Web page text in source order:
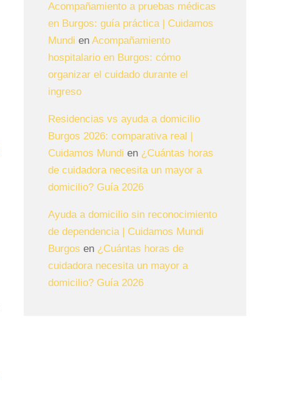
Acompañamiento a pruebas médicas
en Burgos: guía práctica | Cuidamos
Mundi en Acompañamiento
hospitalario en Burgos: cómo
organizar el cuidado durante el
ingreso
Residencias vs ayuda a domicilio
Burgos 2026: comparativa real |
Cuidamos Mundi en ¿Cuántas horas
de cuidadora necesita un mayor a
domicilio? Guía 2026
Ayuda a domicilio sin reconocimiento
de dependencia | Cuidamos Mundi
Burgos en ¿Cuántas horas de
cuidadora necesita un mayor a
domicilio? Guía 2026